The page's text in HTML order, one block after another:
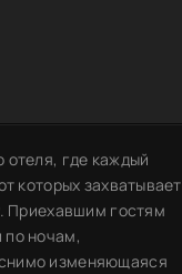
отеля, где каждый
которых захватывает
Приехавшим гостям
по ночам,
изменяющаяся